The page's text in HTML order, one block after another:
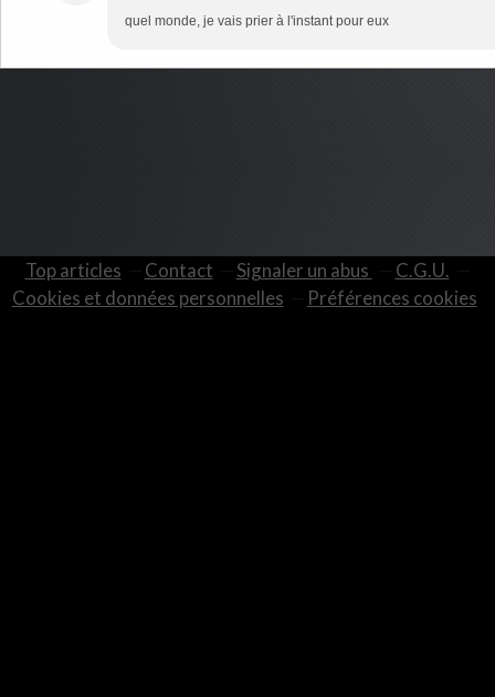
quel monde, je vais prier à l'instant pour eux
Top articles Contact Signaler un abus
C.G.U.
Cookies et données personnelles
Préférences cookies